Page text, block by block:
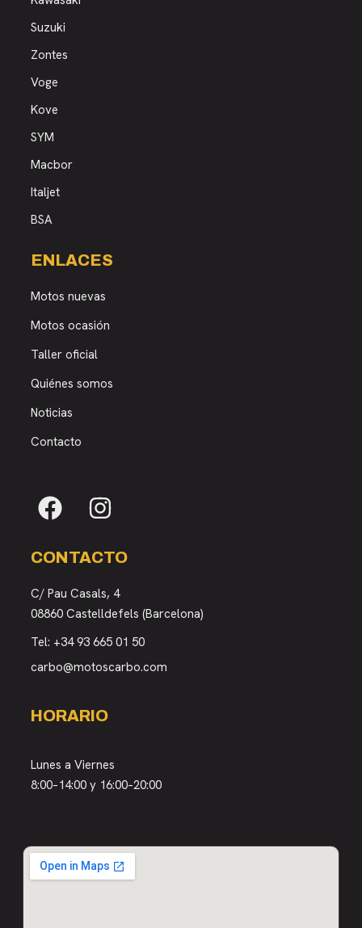
Suzuki
Zontes
Voge
Kove
SYM
Macbor
Italjet
BSA
ENLACES
Motos nuevas
Motos ocasión
Taller oficial
Quiénes somos
Noticias
Contacto
CONTACTO
C/ Pau Casals, 4
08860 Castelldefels (Barcelona)
Tel: +34 93 665 01 50
carbo@motoscarbo.com
HORARIO
Lunes a Viernes
8:00–14:00 y 16:00–20:00